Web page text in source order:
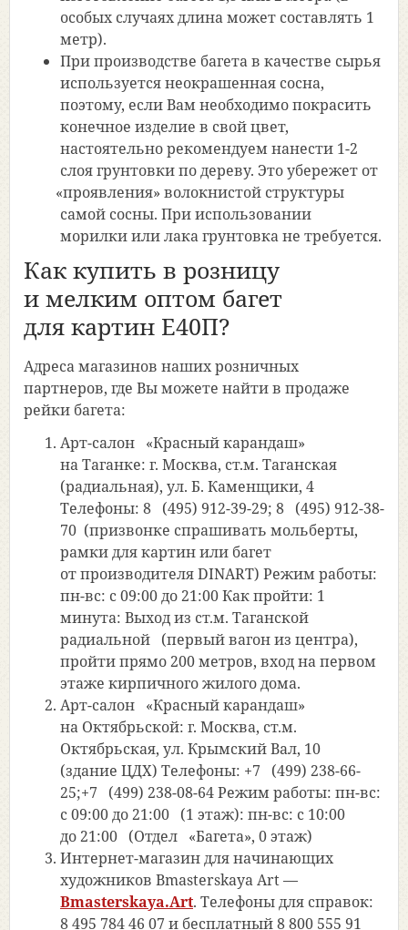
особых случаях длина может составлять 1
метр).
При производстве багета в качестве сырья
используется неокрашенная сосна,
поэтому, если Вам необходимо покрасить
конечное изделие в свой цвет,
настоятельно рекомендуем нанести 1-2
слоя грунтовки по дереву. Это убережет от
«проявления» волокнистой структуры
самой сосны. При использовании
морилки или лака грунтовка не требуется.
Как купить в розницу
и мелким оптом багет
для картин Е40П?
Адреса магазинов наших розничных
партнеров, где Вы можете найти в продаже
рейки багета:
Арт-салон «Красныйкарандаш»
на Таганке: г. Москва, ст.м. Таганская
(радиальная), ул. Б. Каменщики, 4
Телефоны: 8 (495) 912-39-29; 8 (495) 912-38-
70 (призвонке спрашивать мольберты,
рамки для картин или багет
от производителя DINART) Режим работы:
пн-вс: с 09:00 до 21:00 Как пройти: 1
минута: Выход из ст.м. Таганской
радиальной (первыйвагон из центра),
пройти прямо 200 метров, вход на первом
этаже кирпичного жилого дома.
Арт-салон «Красныйкарандаш»
на Октябрьской: г. Москва, ст.м.
Октябрьская, ул. Крымский Вал, 10
(здание ЦДХ) Телефоны: +7 (499) 238-66-
25;+7 (499) 238-08-64 Режим работы: пн-вс:
с 09:00 до 21:00 (1 этаж): пн-вс: с 10:00
до 21:00 (Отдел «Багета», 0 этаж)
Интернет-магазин для начинающих
художников Bmasterskaya Art—
Bmasterskaya.Art. Телефоны для справок:
8 495 784 46 07 и бесплатный 8 800 555 91